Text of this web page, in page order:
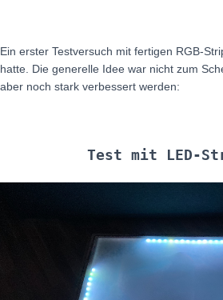
Ein erster Testversuch mit fertigen RGB-
hatte. Die generelle Idee war nicht zum
aber noch stark verbessert werden:
Test mit LED-